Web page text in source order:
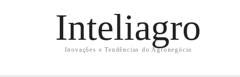
Inteliagro
Inovações e Tendências do Agronegócio